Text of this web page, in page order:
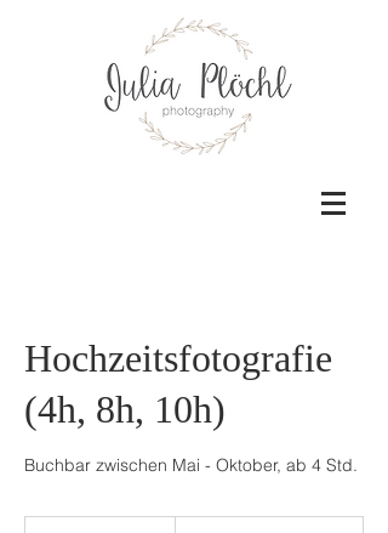
Hochzeitsfotografie
(4h, 8h, 10h)
Buchbar zwischen Mai - Oktober, ab 4 Std.